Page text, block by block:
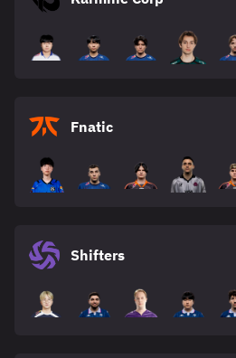
Fnatic
Shifters